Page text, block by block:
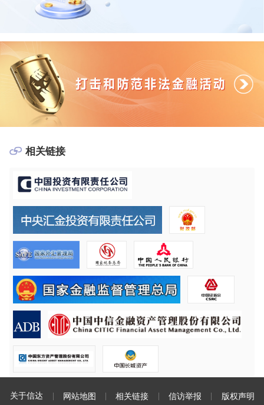
相关链接
关于信达 网站地图 相关链接 信访举报 版权声明